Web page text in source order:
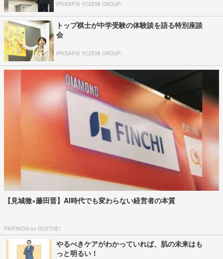
PR(SAPIX YOZEMI GROUP)
トップ棋士が中学受験の体験談を語る特別座談
会
PR(SAPIX YOZEMI GROUP)
【見城徹×藤田晋】AI時代でも変わらない経営者の本質
PR(FINCHI on GOETHE)
やるべきケアがわかっていれば、肌の未来はも
っと明るい！